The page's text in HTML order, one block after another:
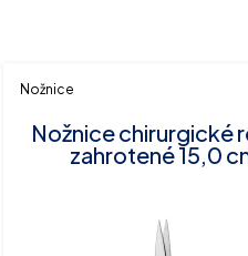
Nožnice
Nožnice chirurgické
zahrotené 15,0